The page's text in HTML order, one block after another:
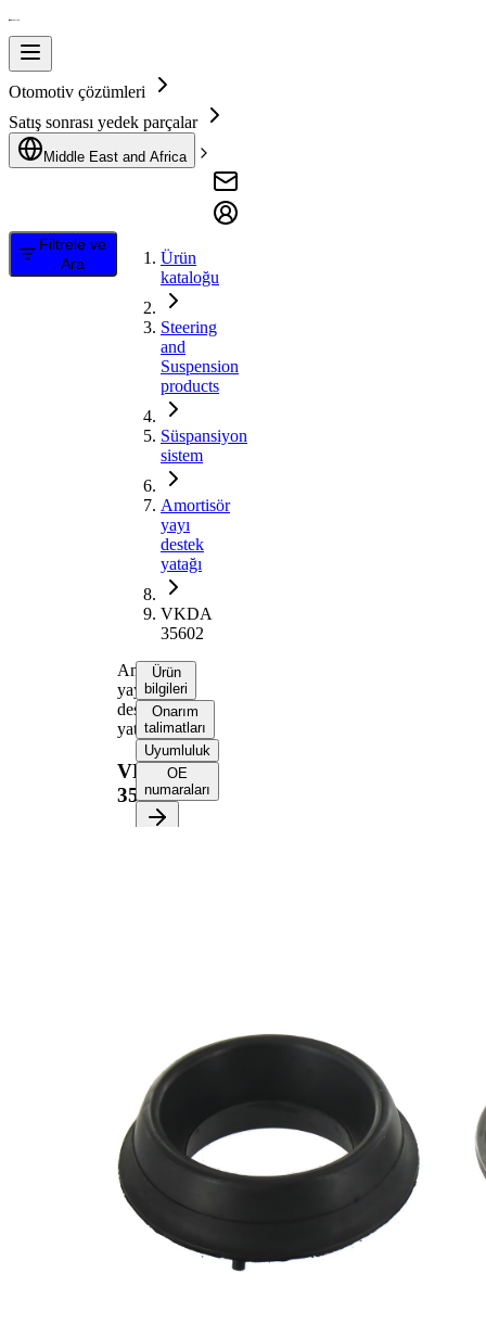
Otomotiv çözümleri
Satış sonrası yedek parçalar
Middle East and Africa
Filtrele ve
Ara
Ürün
kataloğu
Steering
and
Suspension
products
Süspansiyon
sistem
Amortisör
yayı
destek
yatağı
VKDA
35602
Amortisör
yayı
destek
yatağı
VKDA
35602
Ürün
bilgileri
Onarım
talimatları
Uyumluluk
OE
numaraları